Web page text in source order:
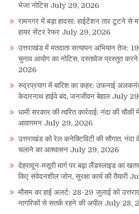
भेजा नोटिस July 29, 2026
रामनगर में बड़ा हादसा: हाईटेंशन तार टूटने से
हायर सेंटर रेफर July 29, 2026
उत्तराखंड में मतदाता सत्यापन अभियान तेज:
चुनाव आयोग का नोटिस, दस्तावेज प्रस्तुत करने
2026
रुद्रप्रयाग में बारिश का कहर: उफनाई
केदारनाथ हाईवे बंद, जनजीवन बेहाल July
धामी सरकार की त्वरित कार्रवाई: नंदा की
आवागमन July 29, 2026
उत्तराखंड को रेल कनेक्टिविटी की सौगात,
चलाने का आश्वासन July 29, 2026
देहरादून-मसूरी मार्ग पर बढ़ा लैंडस्लाइड का
किए संवेदनशील जोन, सुरक्षा कार्य की तैयारी
मौसम का हाई अलर्ट: 28-29 जुलाई को
नागरिकों से सतर्क रहने की अपील July 28,